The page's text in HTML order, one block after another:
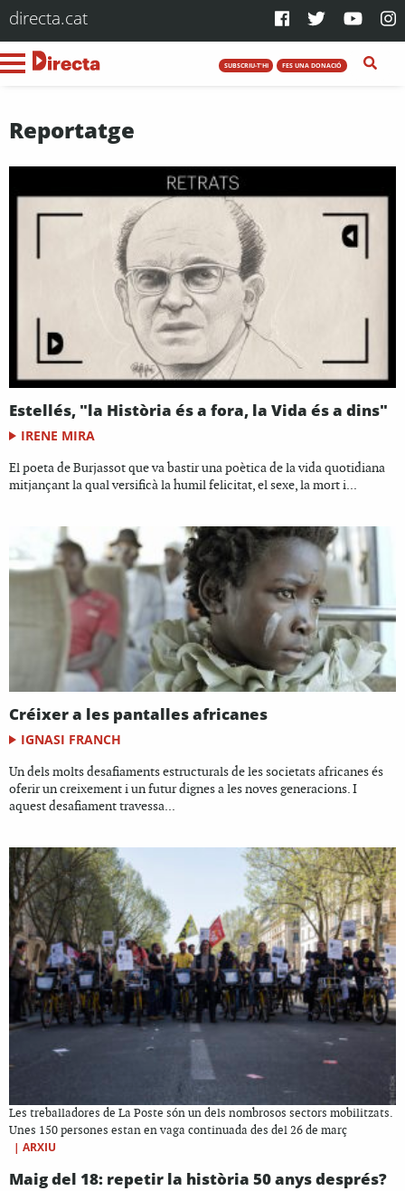
directa.cat
SUBSCRIU-T'HI FES UNA DONACIÓ
Reportatge
Estellés, "la Història és a fora, la Vida és a dins"
IRENE MIRA
El poeta de Burjassot que va bastir una poètica de la vida quotidiana
mitjançant la qual versificà la humil felicitat, el sexe, la mort i...
Créixer a les pantalles africanes
IGNASI FRANCH
Un dels molts desafiaments estructurals de les societats africanes és
oferir un creixement i un futur dignes a les noves generacions. I
aquest desafiament travessa...
Les treballadores de La Poste són un dels nombrosos sectors mobilitzats.
Unes 150 persones estan en vaga continuada des del 26 de març
| ARXIU
Maig del 18: repetir la història 50 anys després?